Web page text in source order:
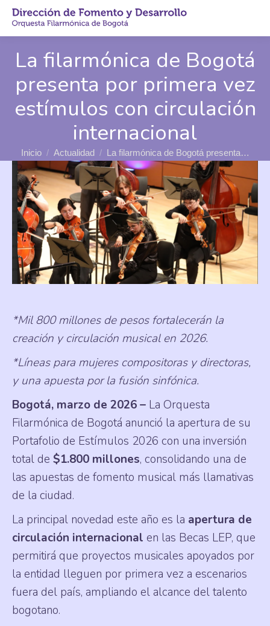
La filarmónica de Bogotá
presenta por primera vez
estímulos con circulación
internacional
Estás aquí:
Inicio Actualidad La filarmónica de Bogotá presenta…
*Mil 800 millones de pesos fortalecerán la
creación y circulación musical en 2026.
*Líneas para mujeres compositoras y directoras,
y una apuesta por la fusión sinfónica.
Bogotá, marzo de 2026 – La Orquesta
Filarmónica de Bogotá anunció la apertura de su
Portafolio de Estímulos 2026 con una inversión
total de $1.800 millones, consolidando una de
las apuestas de fomento musical más llamativas
de la ciudad.
La principal novedad este año es la apertura de
circulación internacional en las Becas LEP, que
permitirá que proyectos musicales apoyados por
la entidad lleguen por primera vez a escenarios
fuera del país, ampliando el alcance del talento
bogotano.